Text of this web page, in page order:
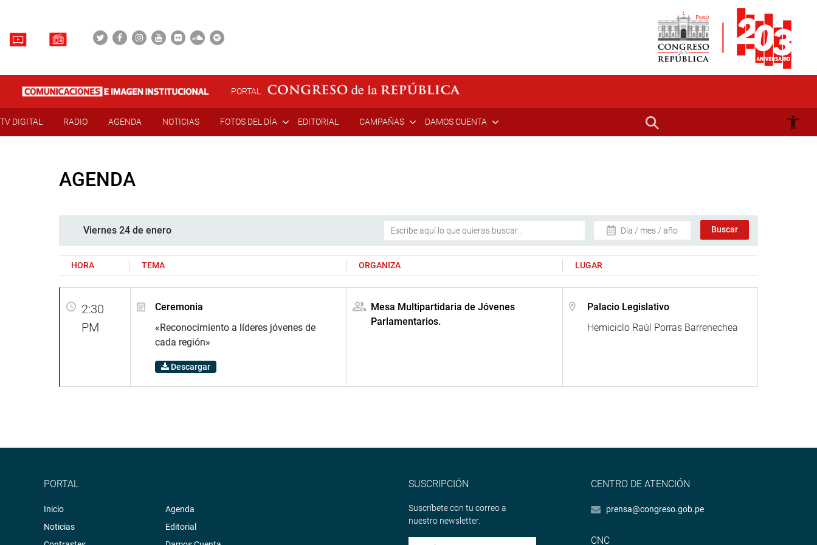
PORTAL
TV DIGITAL RADIO AGENDA NOTICIAS FOTOS DEL DÍA EDITORIAL CAMPAÑAS DAMOS CUENTA
AGENDA
Viernes 24 de enero Día / mes / año
HORA TEMA ORGANIZA LUGAR
2:30
PM
Ceremonia
«Reconocimiento a líderes jóvenes de
cada región»
Descargar
Mesa Multipartidaria de Jóvenes
Parlamentarios.
Palacio Legislativo
Hemiciclo Raúl Porras Barrenechea
PORTAL
Inicio
Noticias
Agenda
Editorial
SUSCRIPCIÓN
Suscríbete con tu correo a
nuestro newsletter.
CENTRO DE ATENCIÓN
prensa@congreso.gob.pe
CNC